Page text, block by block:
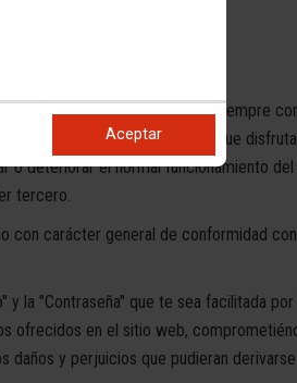
Aceptar
y términos de uso, y a obrar siempre
la naturaleza del servicio del que
o deteriorar el normal funcionamiento
tercero.
con carácter general de conformidad
la "Contraseña" que te sea facilitada por
ofrecidos en el sitio web,
y perjuicios que pudieran